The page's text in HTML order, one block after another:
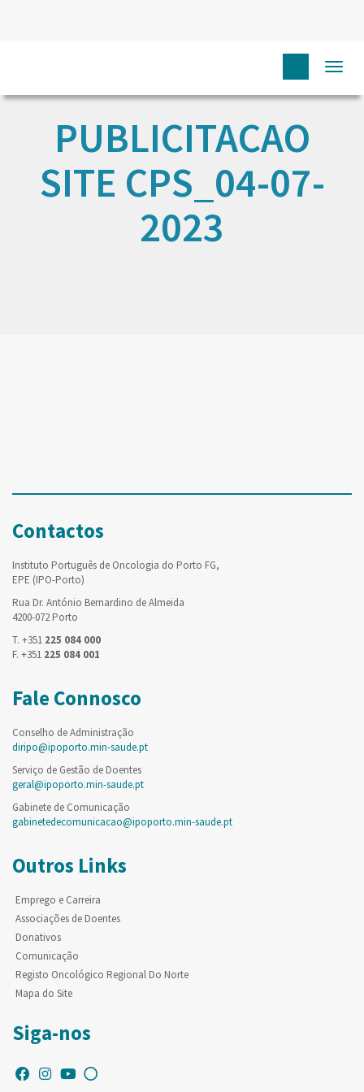
PUBLICITACAO
SITE CPS_04-07-
2023
Contactos
Instituto Português de Oncologia do Porto FG,
EPE (IPO-Porto)
Rua Dr. António Bernardino de Almeida
4200-072 Porto
T. +351 225 084 000
F. +351 225 084 001
Fale Connosco
Conselho de Administração
diripo@ipoporto.min-saude.pt
Serviço de Gestão de Doentes
geral@ipoporto.min-saude.pt
Gabinete de Comunicação
gabinetedecomunicacao@ipoporto.min-saude.pt
Outros Links
Emprego e Carreira
Associações de Doentes
Donativos
Comunicação
Registo Oncológico Regional Do Norte
Mapa do Site
Siga-nos